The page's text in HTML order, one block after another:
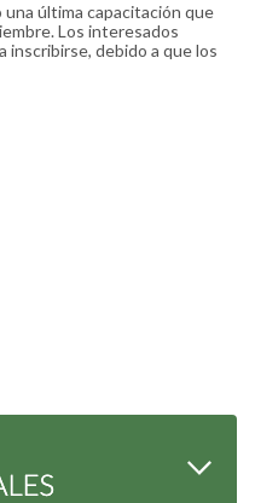
una última capacitación que
Los interesados
inscribirse, debido a que los